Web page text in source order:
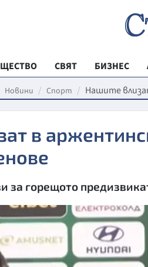
СВЯТ БИЗНЕС
Новини Спорт Нашите
в
за горещото